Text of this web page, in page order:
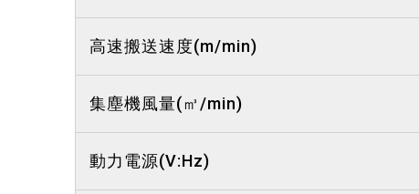
高速搬送速度(m/min)
集塵機風量(㎥/min)
動力電源(V:Hz)